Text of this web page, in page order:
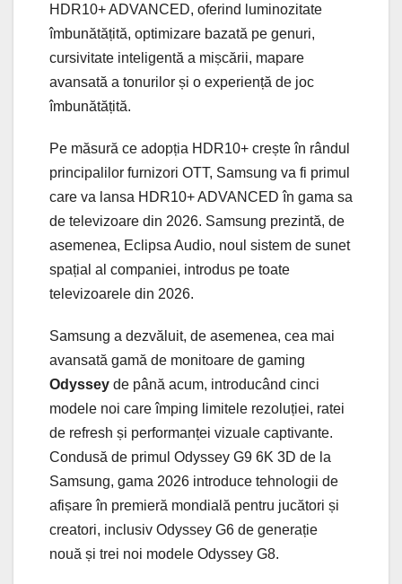
HDR10+ ADVANCED, oferind luminozitate
îmbunătățită, optimizare bazată pe genuri,
cursivitate inteligentă a mișcării, mapare
avansată a tonurilor și o experiență de joc
îmbunătățită.
Pe măsură ce adopția HDR10+ crește în rândul
principalilor furnizori OTT, Samsung va fi primul
care va lansa HDR10+ ADVANCED în gama sa
de televizoare din 2026. Samsung prezintă, de
asemenea, Eclipsa Audio, noul sistem de sunet
spațial al companiei, introdus pe toate
televizoarele din 2026.
Samsung a dezvăluit, de asemenea, cea mai
avansată gamă de monitoare de gaming
Odyssey de până acum, introducând cinci
modele noi care împing limitele rezoluției, ratei
de refresh și performanței vizuale captivante.
Condusă de primul Odyssey G9 6K 3D de la
Samsung, gama 2026 introduce tehnologii de
afișare în premieră mondială pentru jucători și
creatori, inclusiv Odyssey G6 de generație
nouă și trei noi modele Odyssey G8.